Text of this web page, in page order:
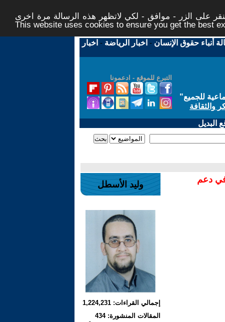
على الزر - موافق - لكي لاتظهر هذه الرسالة مرة اخرى -
This website uses cookies to ensure you get the best
أنباء حقوق الإنسان - اخبار الرياضة - اخبار
التبرع للموقع - ادعمونا
للجميع"
والثقافة
البديل
في دعم
وليد الأسطل
إجمالي القراءات: 1,224,231
المقالات المنشورة: 434